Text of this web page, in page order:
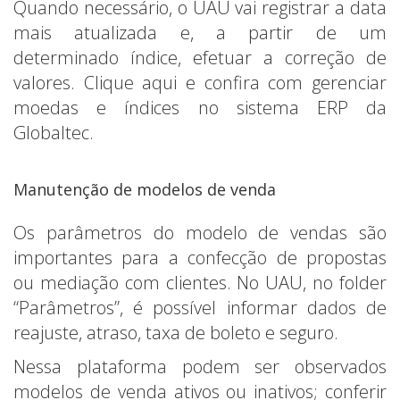
Quando necessário, o UAU vai registrar a data
mais atualizada e, a partir de um
determinado índice, efetuar a correção de
valores. Clique aqui e confira com gerenciar
moedas e índices no sistema ERP da
Globaltec.
Manutenção de modelos de venda
Os parâmetros do modelo de vendas são
importantes para a confecção de propostas
ou mediação com clientes. No UAU, no folder
“Parâmetros”, é possível informar dados de
reajuste, atraso, taxa de boleto e seguro.
Nessa plataforma podem ser observados
modelos de venda ativos ou inativos; conferir